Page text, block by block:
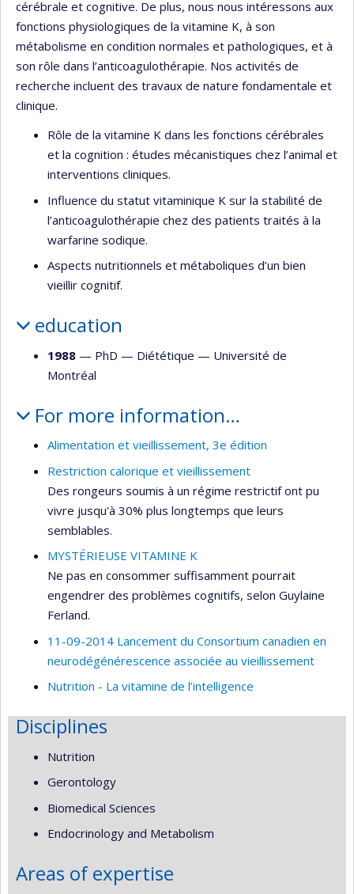
cérébrale et cognitive. De plus, nous nous intéressons aux
fonctions physiologiques de la vitamine K, à son
métabolisme en condition normales et pathologiques, et à
son rôle dans l’anticoagulothérapie. Nos activités de
recherche incluent des travaux de nature fondamentale et
clinique.
Rôle de la vitamine K dans les fonctions cérébrales
et la cognition : études mécanistiques chez l’animal et
interventions cliniques.
Influence du statut vitaminique K sur la stabilité de
l’anticoagulothérapie chez des patients traités à la
warfarine sodique.
Aspects nutritionnels et métaboliques d’un bien
vieillir cognitif.
education
1988 — PhD — Diététique — Université de
Montréal
For more information…
Alimentation et vieillissement, 3e édition
Restriction calorique et vieillissement
Des rongeurs soumis à un régime restrictif ont pu
vivre jusqu'à 30% plus longtemps que leurs
semblables.
MYSTÉRIEUSE VITAMINE K
Ne pas en consommer suffisamment pourrait
engendrer des problèmes cognitifs, selon Guylaine
Ferland.
11-09-2014 Lancement du Consortium canadien en
neurodégénérescence associée au vieillissement
Nutrition - La vitamine de l’intelligence
Disciplines
Nutrition
Gerontology
Biomedical Sciences
Endocrinology and Metabolism
Areas of expertise